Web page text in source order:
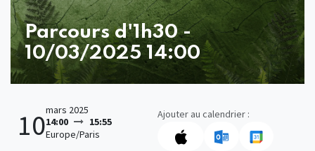
Parcours d'1h30 -
10/03/2025 14:00
10mars 2025
14:00
15:55
Europe/Paris
Ajouter au calendrier :